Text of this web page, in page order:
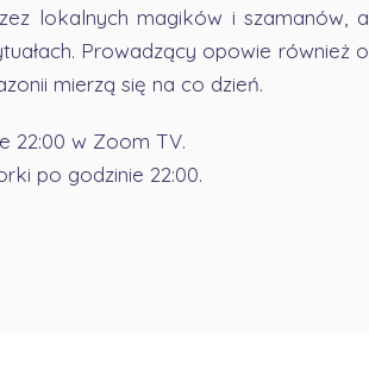
lokalnych magików i szamanów, a
Prowadzący opowie również o
mierzą się na co dzień.
22:00 w Zoom TV.
po godzinie 22:00.